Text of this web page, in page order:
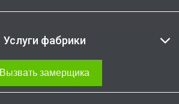
Услуги фабрики
Вызвать замерщика